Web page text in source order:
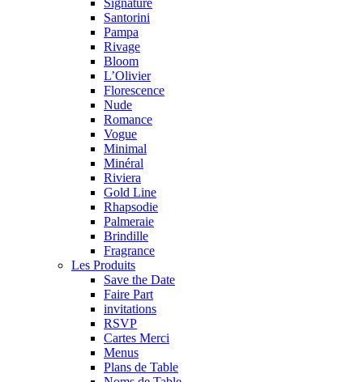
Signature
Santorini
Pampa
Rivage
Bloom
L’Olivier
Florescence
Nude
Romance
Vogue
Minimal
Minéral
Riviera
Gold Line
Rhapsodie
Palmeraie
Brindille
Fragrance
Les Produits
Save the Date
Faire Part
invitations
RSVP
Cartes Merci
Menus
Plans de Table